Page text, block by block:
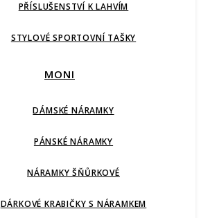
PŘÍSLUŠENSTVÍ K LAHVÍM
STYLOVÉ SPORTOVNÍ TAŠKY
MONI
DÁMSKÉ NÁRAMKY
PÁNSKÉ NÁRAMKY
NÁRAMKY ŠŇŮRKOVÉ
DÁRKOVÉ KRABIČKY S NÁRAMKEM